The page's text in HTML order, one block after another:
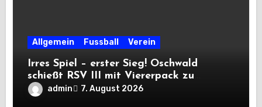
Allgemein Fussball Verein
Irres Spiel – erster Sieg! Oschwald
schießt RSV III mit Viererpack zu
Premiere
admin 7. August 2026